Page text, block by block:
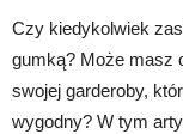
Czy kiedykolwiek
gumką? Może masz
swojej garderoby,
wygodny? W tym